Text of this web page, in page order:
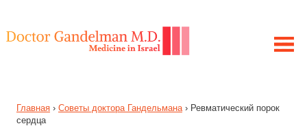
МОЯ ИСТОРИЯ
Главная › Советы доктора Гандельмана › Ревматический порок
сердца